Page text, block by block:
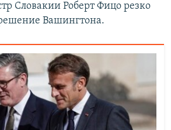
Словакии Роберт Фицо резко
Вашингтона.